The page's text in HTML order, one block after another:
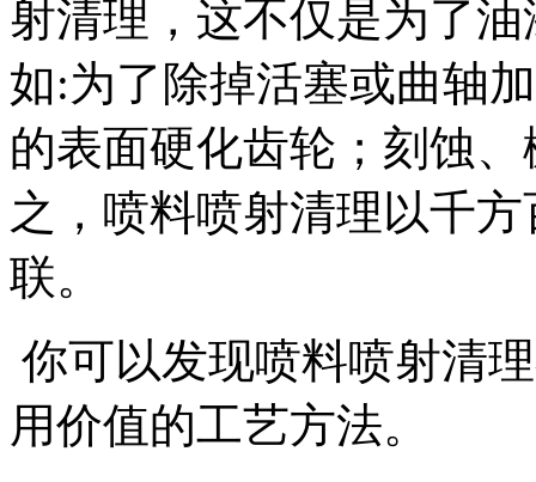
射清理，这不仅是为了
如:为了除掉活塞或曲轴
的表面硬化齿轮；刻蚀
之，喷料喷射清理以千
联。
你可以发现喷料喷射清
用价值的工艺方法。